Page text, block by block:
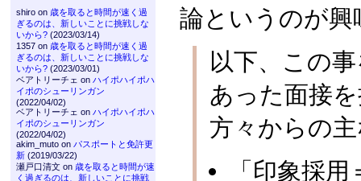
shiro on 歳を取ると時間が速く過
ぎるのは、新しいことに挑戦しな
いから?(2023/03/14)
1357 on 歳を取ると時間が速く過
ぎるのは、新しいことに挑戦しな
いから?(2023/03/01)
ベアトリーチェ on ハイポハイポハ
イポのシューリンガン
(2022/04/02)
ベアトリーチェ on ハイポハイポハ
イポのシューリンガン
(2022/04/02)
akim_muto on パスポートと免許更
新(2019/03/22)
瀬戸口清文 on 歳を取ると時間が速
く過ぎるのは、新しいことに挑戦
論というのが興
以下、この
あった面接
方々からの
「印象採